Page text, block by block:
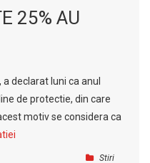
25% AU
declarat luni ca anul
de protectie, din care
motiv se considera ca
Stiri